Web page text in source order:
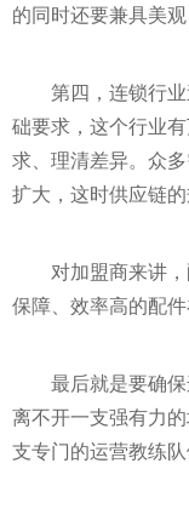
的同时还要兼具美观
第四，连锁行
础要求，这个行业
求、理清差异。众
扩大，这时供应链的
对加盟商来讲
保障、效率高的配
最后就是要确
离不开一支强有力
支专门的运营教练队